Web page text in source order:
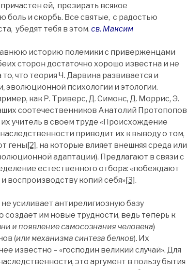
ей, презирать всякое
боль и скорбь. Все святые, с радостью
убедят тебя в этом. св. Максим
историю полемики с приверженцами
сторон достаточно хорошо известна и не
что теория Ч. Дарвина развивается и
эволюционной психологии и этологии.
как Р. Триверс, Д. Симонс, Д. Моррис, Э.
соотечественников Анатолий Протопопов
учитель в своем труде «Происхождение
приводит их к выводу о том,
гены[2], на которые влияет внешняя среда или
адаптации). Предлагают в связи с
естественного отбора: «побеждают
копий себя»[3].
усиливает антирелигиозную базу
им новые трудности, ведь теперь к
и появление самосознания человека)
(или механизма синтеза белков). Их
известно – «господин великий случай». Для
это аргумент в пользу бытия